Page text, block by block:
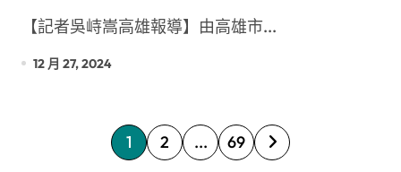
【記者吳峙嵩高雄報導】由高雄市...
12 月 27, 2024
文
1 2 ... 69